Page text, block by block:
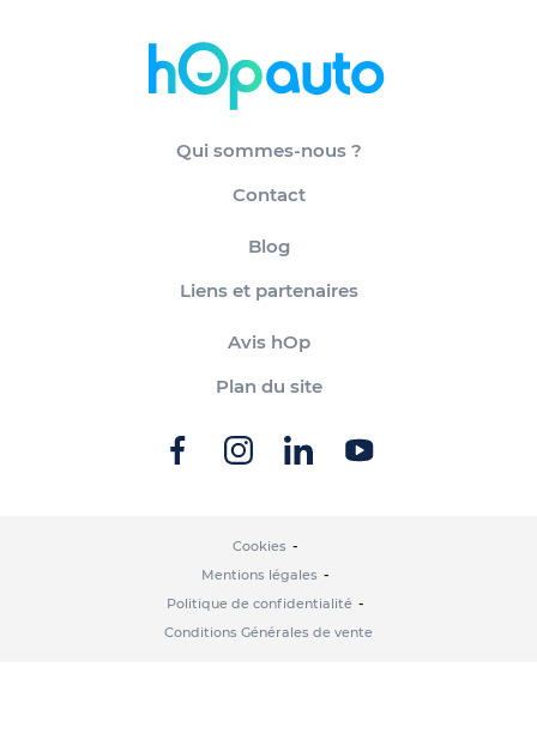
Qui sommes-nous ?
Contact
Blog
Liens et partenaires
Avis hOp
Plan du site
Cookies
Mentions légales
Politique de confidentialité
Conditions Générales de vente